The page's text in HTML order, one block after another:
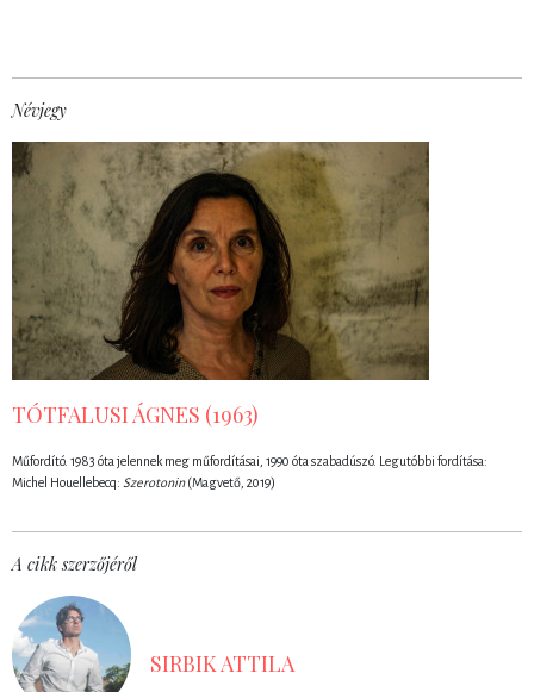
Névjegy
TÓTFALUSI ÁGNES (1963)
Műfordító. 1983 óta jelennek meg műfordításai, 1990 óta szabadúszó. Legutóbbi fordítása:
Michel Houellebecq: Szerotonin(Magvető, 2019)
A cikk szerzőjéről
SIRBIK ATTILA